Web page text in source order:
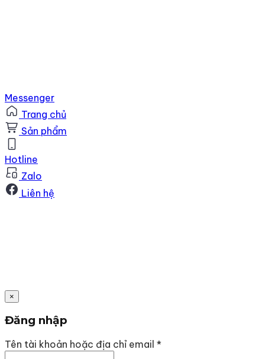
Messenger
Trang chủ
Sản phẩm
Hotline
Zalo
Liên hệ
×
Đăng nhập
Tên tài khoản hoặc địa chỉ email *Bắt